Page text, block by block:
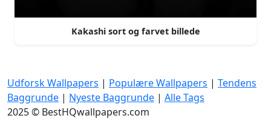
Kakashi sort og farvet billede
Udforsk Wallpapers | Populære Wallpapers | Tendens
Baggrunde | Nyeste Baggrunde | Alle Tags
2025 © BestHQwallpapers.com